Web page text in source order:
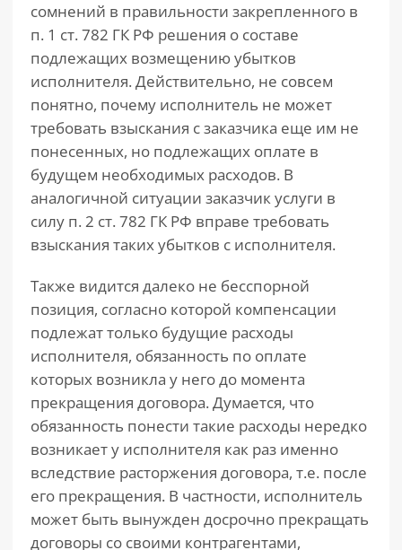
сомнений в правильности закрепленного в
п. 1 ст. 782 ГК РФ решения о составе
подлежащих возмещению убытков
исполнителя. Действительно, не совсем
понятно, почему исполнитель не может
требовать взыскания с заказчика еще им не
понесенных, но подлежащих оплате в
будущем необходимых расходов. В
аналогичной ситуации заказчик услуги в
силу п. 2 ст. 782 ГК РФ вправе требовать
взыскания таких убытков с исполнителя.
Также видится далеко не бесспорной
позиция, согласно которой компенсации
подлежат только будущие расходы
исполнителя, обязанность по оплате
которых возникла у него до момента
прекращения договора. Думается, что
обязанность понести такие расходы нередко
возникает у исполнителя как раз именно
вследствие расторжения договора, т.е. после
его прекращения. В частности, исполнитель
может быть вынужден досрочно прекращать
договоры со своими контрагентами,